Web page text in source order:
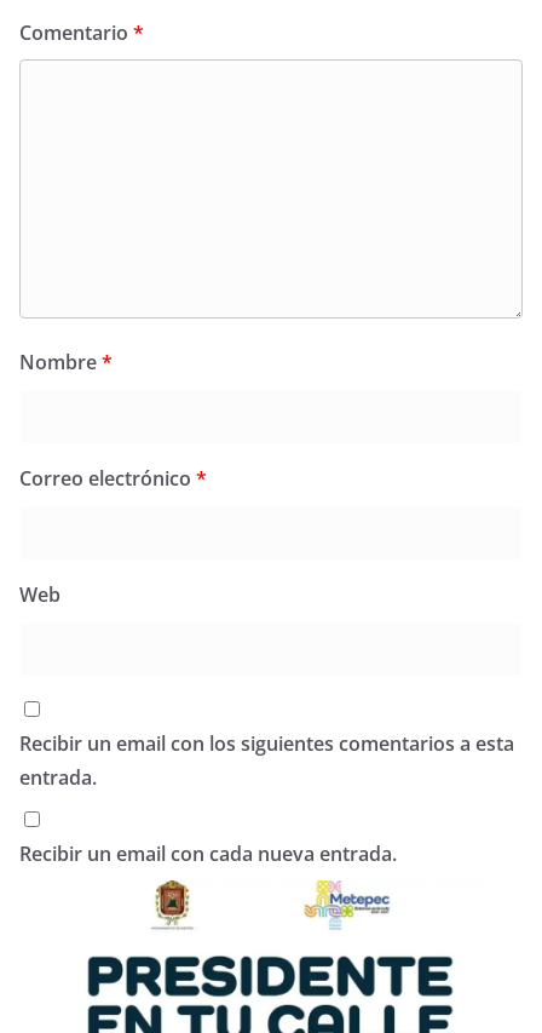
Comentario *
Nombre*
Correo electrónico *
Web
Recibir un email con los siguientes comentarios a esta
entrada.
Recibir un email con cada nueva entrada.